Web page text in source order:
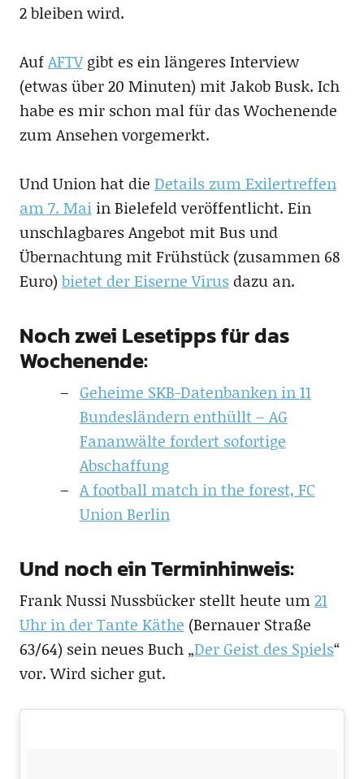
2 bleiben wird.
AufAFTVgibt es ein längeres Interview
(etwas über 20 Minuten) mit Jakob Busk. Ich
habe es mir schon mal für das Wochenende
zum Ansehen vorgemerkt.
Und Union hat die Details zum Exilertreffen
am 7. Maiin Bielefeld veröffentlicht. Ein
unschlagbares Angebot mit Bus und
Übernachtung mit Frühstück (zusammen 68
Euro) bietet der Eiserne Virusdazu an.
Noch zwei Lesetipps für das
Wochenende:
Geheime SKB-Datenbanken in 11
Bundesländern enthüllt – AG
Fananwälte fordert sofortige
Abschaffung
A football match in the forest, FC
Union Berlin
Und noch ein Terminhinweis:
Frank Nussi Nussbücker stellt heute um21
Uhr in der Tante Käthe (Bernauer Straße
63/64) sein neues Buch „Der Geist des Spiels“
vor. Wird sicher gut.